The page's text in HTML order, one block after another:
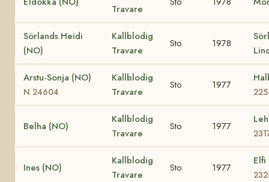
Travare
Sörlands Heidi
(NO)
Kallblodig
Travare
Sto 1978
Arstu-Sonja (NO)
N 24604
Kallblodig
Travare
Sto 1977
Belha (NO)
Kallblodig
Travare
Sto 1977
Ines (NO)
Kallblodig
Travare
Sto 1977